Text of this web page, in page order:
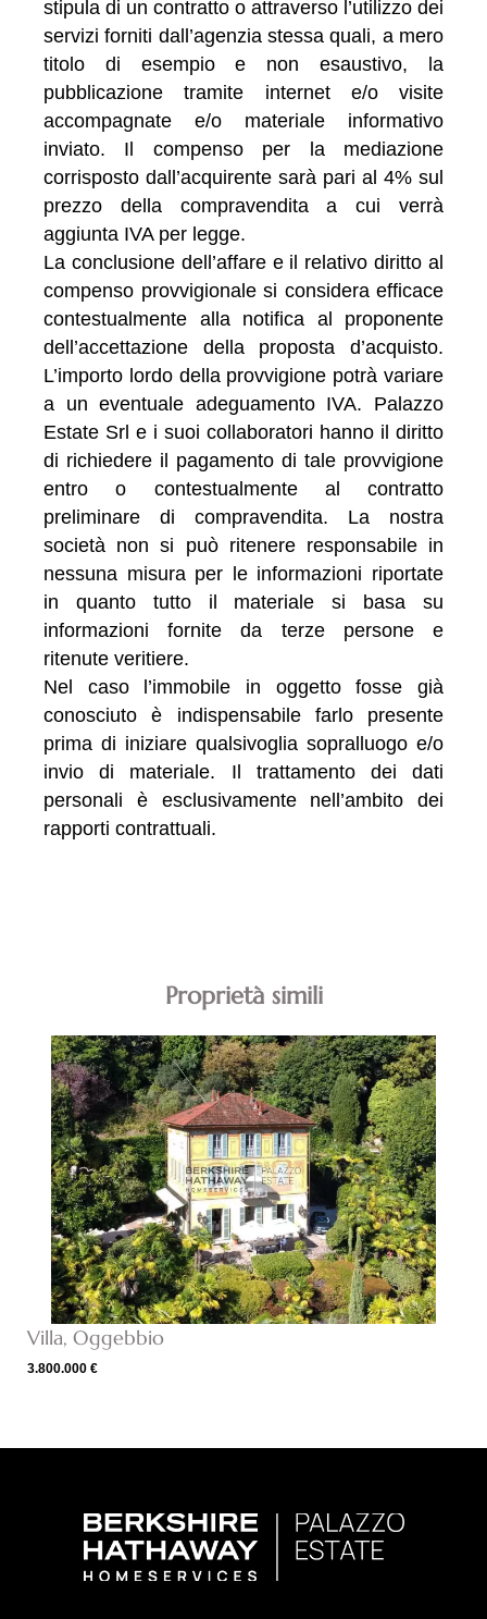
stipula di un contratto o attraverso l’utilizzo dei
servizi forniti dall’agenzia stessa quali, a mero
titolo di esempio e non esaustivo, la
pubblicazione tramite internet e/o visite
accompagnate e/o materiale informativo
inviato. Il compenso per la mediazione
corrisposto dall’acquirente sarà pari al 4% sul
prezzo della compravendita a cui verrà
aggiunta IVA per legge.
La conclusione dell’affare e il relativo diritto al
compenso provvigionale si considera efficace
contestualmente alla notifica al proponente
dell’accettazione della proposta d’acquisto.
L’importo lordo della provvigione potrà variare
a un eventuale adeguamento IVA. Palazzo
Estate Srl e i suoi collaboratori hanno il diritto
di richiedere il pagamento di tale provvigione
entro o contestualmente al contratto
preliminare di compravendita. La nostra
società non si può ritenere responsabile in
nessuna misura per le informazioni riportate
in quanto tutto il materiale si basa su
informazioni fornite da terze persone e
ritenute veritiere.
Nel caso l’immobile in oggetto fosse già
conosciuto è indispensabile farlo presente
prima di iniziare qualsivoglia sopralluogo e/o
invio di materiale. Il trattamento dei dati
personali è esclusivamente nell’ambito dei
rapporti contrattuali.
Proprietà simili
Villa, Oggebbio
3.800.000 €